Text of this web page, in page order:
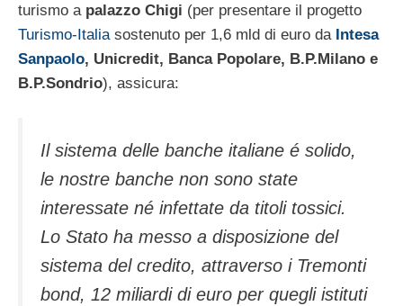
turismo a palazzo Chigi (per presentare il progetto
Turismo-Italiasostenuto per 1,6 mld di euro da Intesa
Sanpaolo, Unicredit, Banca Popolare, B.P.Milano e
B.P.Sondrio), assicura:
Il sistema delle banche italiane é solido,
le nostre banche non sono state
interessate né infettate da titoli tossici.
Lo Stato ha messo a disposizione del
sistema del credito, attraverso i Tremonti
bond, 12 miliardi di euro per quegli istituti